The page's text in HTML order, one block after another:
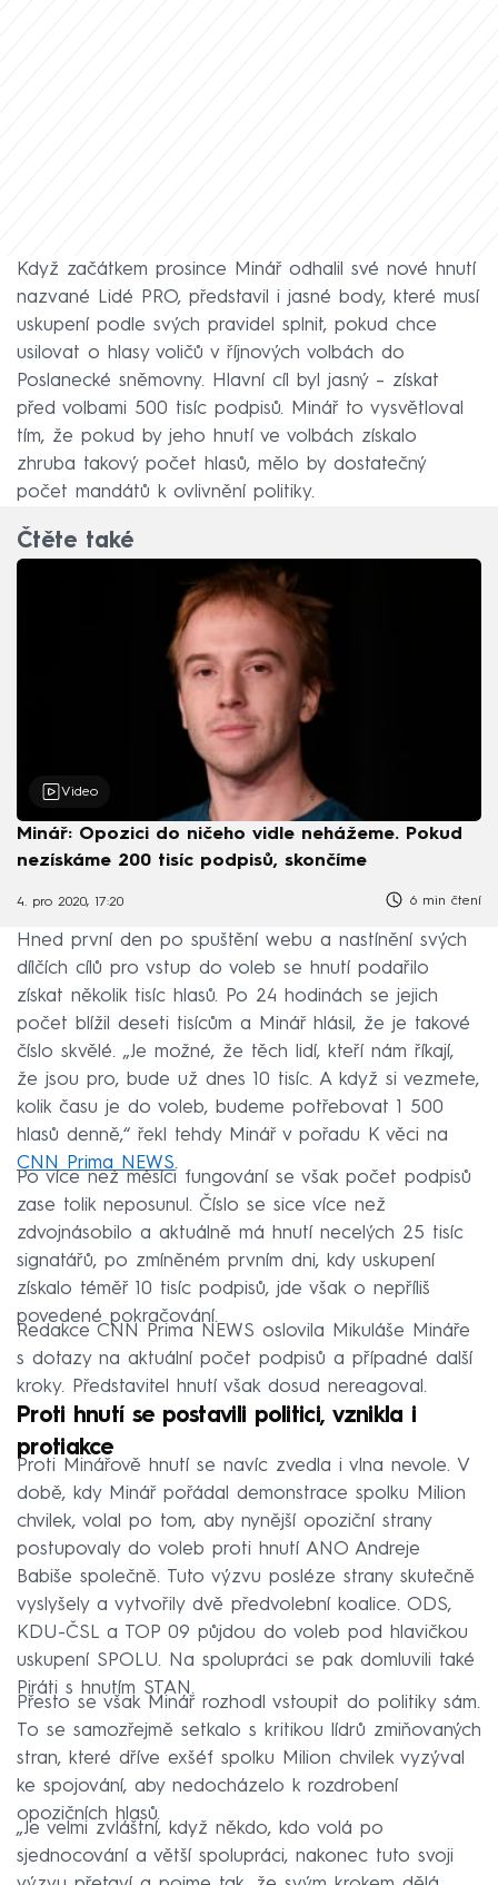
Když začátkem prosince Minář odhalil své nové hnutí
nazvané Lidé PRO, představil i jasné body, které musí
uskupení podle svých pravidel splnit, pokud chce
usilovat o hlasy voličů v říjnových volbách do
Poslanecké sněmovny. Hlavní cíl byl jasný – získat
před volbami 500 tisíc podpisů. Minář to vysvětloval
tím, že pokud by jeho hnutí ve volbách získalo
zhruba takový počet hlasů, mělo by dostatečný
počet mandátů k ovlivnění politiky.
Čtěte také
Video
Minář: Opozici do ničeho vidle nehážeme. Pokud
nezískáme 200 tisíc podpisů, skončíme
4. pro 2020, 17:20 6 min čtení
Hned první den po spuštění webu a nastínění svých
dílčích cílů pro vstup do voleb se hnutí podařilo
získat několik tisíc hlasů. Po 24 hodinách se jejich
počet blížil deseti tisícům a Minář hlásil, že je takové
číslo skvělé. „Je možné, že těch lidí, kteří nám říkají,
že jsou pro, bude už dnes 10 tisíc. A když si vezmete,
kolik času je do voleb, budeme potřebovat 1 500
hlasů denně,“ řekl tehdy Minář v pořadu K věci na
CNN Prima NEWS.
Po více než měsíci fungování se však počet podpisů
zase tolik neposunul. Číslo se sice více než
zdvojnásobilo a aktuálně má hnutí necelých 25 tisíc
signatářů, po zmíněném prvním dni, kdy uskupení
získalo téměř 10 tisíc podpisů, jde však o nepříliš
povedené pokračování.
Redakce CNN Prima NEWS oslovila Mikuláše Mináře
s dotazy na aktuální počet podpisů a případné další
kroky. Představitel hnutí však dosud nereagoval.
Proti hnutí se postavili politici, vznikla i
protiakce
Proti Minářově hnutí se navíc zvedla i vlna nevole. V
době, kdy Minář pořádal demonstrace spolku Milion
chvilek, volal po tom, aby nynější opoziční strany
postupovaly do voleb proti hnutí ANO Andreje
Babiše společně. Tuto výzvu posléze strany skutečně
vyslyšely a vytvořily dvě předvolební koalice. ODS,
KDU-ČSL a TOP 09 půjdou do voleb pod hlavičkou
uskupení SPOLU. Na spolupráci se pak domluvili také
Piráti s hnutím STAN.
Přesto se však Minář rozhodl vstoupit do politiky sám.
To se samozřejmě setkalo s kritikou lídrů zmiňovaných
stran, které dříve exšéf spolku Milion chvilek vyzýval
ke spojování, aby nedocházelo k rozdrobení
opozičních hlasů.
„Je velmi zvláštní, když někdo, kdo volá po
sjednocování a větší spolupráci, nakonec tuto svoji